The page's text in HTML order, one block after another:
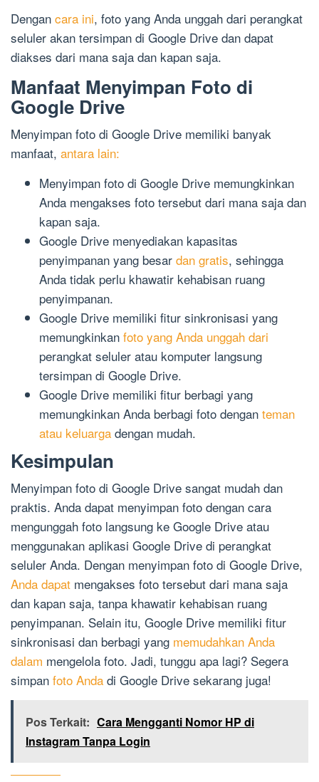
Dengan cara ini, foto yang Anda unggah dari perangkat
seluler akan tersimpan di Google Drive dan dapat
diakses dari mana saja dan kapan saja.
Manfaat Menyimpan Foto di
Google Drive
Menyimpan foto di Google Drive memiliki banyak
manfaat, antara lain:
Menyimpan foto di Google Drive memungkinkan
Anda mengakses foto tersebut dari mana saja dan
kapan saja.
Google Drive menyediakan kapasitas
penyimpanan yang besar dan gratis, sehingga
Anda tidak perlu khawatir kehabisan ruang
penyimpanan.
Google Drive memiliki fitur sinkronisasi yang
memungkinkan foto yang Anda unggah dari
perangkat seluler atau komputer langsung
tersimpan di Google Drive.
Google Drive memiliki fitur berbagi yang
memungkinkan Anda berbagi foto dengan teman
atau keluarga dengan mudah.
Kesimpulan
Menyimpan foto di Google Drive sangat mudah dan
praktis. Anda dapat menyimpan foto dengan cara
mengunggah foto langsung ke Google Drive atau
menggunakan aplikasi Google Drive di perangkat
seluler Anda. Dengan menyimpan foto di Google Drive,
Anda dapat mengakses foto tersebut dari mana saja
dan kapan saja, tanpa khawatir kehabisan ruang
penyimpanan. Selain itu, Google Drive memiliki fitur
sinkronisasi dan berbagi yang memudahkan Anda
dalam mengelola foto. Jadi, tunggu apa lagi? Segera
simpan foto Anda di Google Drive sekarang juga!
Pos Terkait: Cara Mengganti Nomor HP di
Instagram Tanpa Login